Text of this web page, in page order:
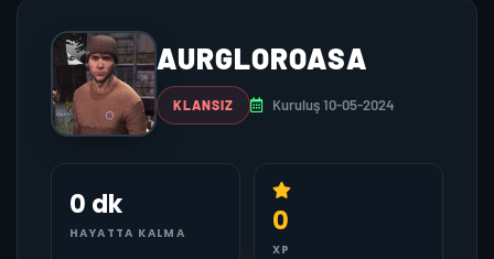
AURGLOROASA
KLANSIZ Kuruluş 10-05-2024
0 dk
HAYATTA KALMA 0
XP